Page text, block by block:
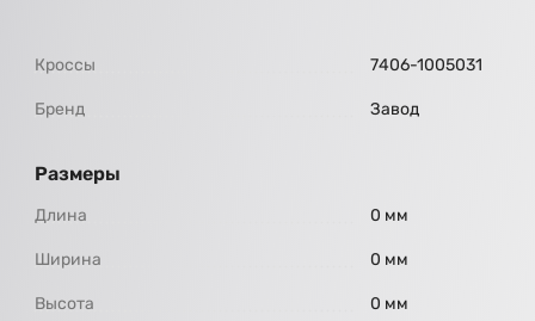
Кроссы 7406-1005031
Бренд Завод
Размеры
Длина 0 мм
Ширина 0 мм
Высота 0 мм